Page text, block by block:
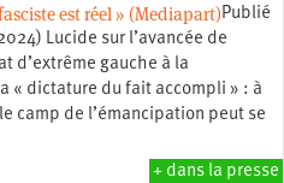
est réel » (Mediapart)Publié
Lucide sur l’avancée de
d’extrême gauche à la
« dictature du fait accompli » : à
camp de l’émancipation peut se
+ dans la presse